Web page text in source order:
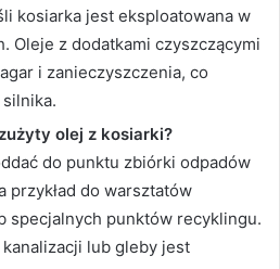
kosiarka jest eksploatowana w
Oleje z dodatkami czyszczącymi
i zanieczyszczenia, co
olej z kosiarki?
do punktu zbiórki odpadów
przykład do warsztatów
specjalnych punktów recyklingu.
lub gleby jest